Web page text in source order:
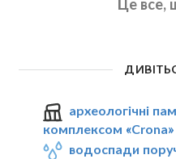
Це все,
археологічні
комплексом «Crona»
водоспади